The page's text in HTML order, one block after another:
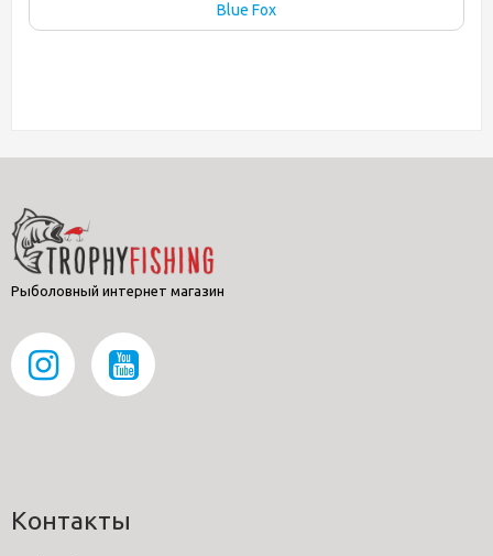
Blue Fox
Рыболовный интернет магазин
Контакты